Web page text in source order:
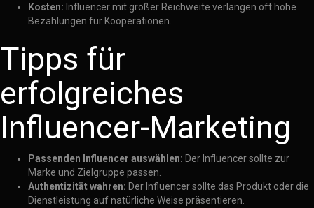
Kosten: Influencer mit großer Reichweite verlangen oft hohe
Bezahlungen für Kooperationen.
Tipps für
erfolgreiches
Influencer-Marketing
Passenden Influencer auswählen: Der Influencer sollte zur
Marke und Zielgruppe passen.
Authentizität wahren: Der Influencer sollte das Produkt oder die
Dienstleistung auf natürliche Weise präsentieren.